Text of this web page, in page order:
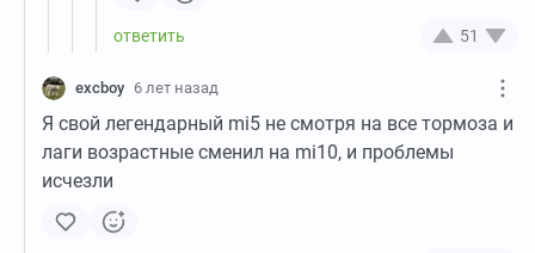
51
excboy 6 лет назад
Я свой легендарный mi5 не смотря на все тормоза и
лаги возрастные сменил на mi10, и проблемы
исчезли